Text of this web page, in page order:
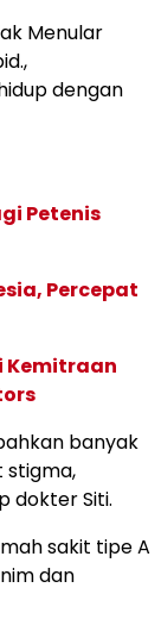
Menular
dengan
Petenis
Percepat
Kemitraan
banyak
stigma,
dokter Siti.
sakit tipe A
dan